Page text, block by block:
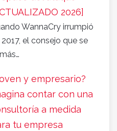
2026]
WannaCry irrumpió
el consejo que se
y empresario?
contar con una
a medida
tu empresa